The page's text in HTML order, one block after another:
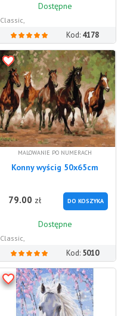
Dostępne
Classic,
Kod: 4178
MALOWANIE PO NUMERACH
Konny wyścig 50x65cm
79.00 zł DO KOSZYKA
Dostępne
Classic,
Kod: 5010